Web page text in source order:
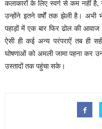
कलाकारों के लिए स्वर्ग से कम नहीं है,
उन्होंने इतने वर्षों तक झेली है।
पहाड़ों में एक बार फिर ढोल की
ऐसी ही कई अन्य परंपराऐं तब ही
घोषणाओं को अमली जामा पहना कर
उस्तादों तक पहुंचा सके।